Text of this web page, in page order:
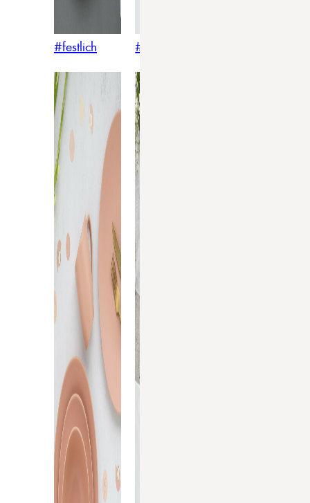
#festlich #traditionell